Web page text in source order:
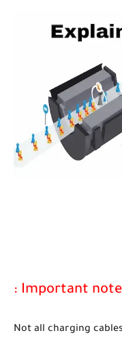
Important note :
Not all charging